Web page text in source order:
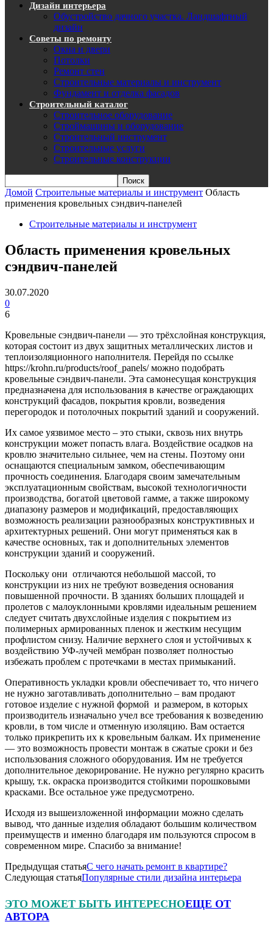
Дизайн интерьера
Обустройство дачного участка. Ландшафтный
дизайн
Советы по ремонту
Окна и двери
Потолки
Ремонт стен
Строительные материалы и инструмент
Фундамент и отделка фасадов
Строительный каталог
Строительное оборудование
Строймашины и оборудование
Строительный инструмент
Строительные услуги
Строительные конструкции
Домой Строительные материалы и инструмент Область
применения кровельных сэндвич-панелей
Строительные материалы и инструмент
Область применения кровельных
сэндвич-панелей
30.07.2020
0
6
Кровельные сэндвич-панели — это трёхслойная конструкция,
которая состоит из двух защитных металлических листов и
теплоизоляционного наполнителя. Перейдя по ссылке
https://krohn.ru/products/roof_panels/ можно подобрать
кровельные сэндвич-панели. Эта самонесущая конструкция
предназначена для использования в качестве ограждающих
конструкций фасадов, покрытия кровли, возведения
перегородок и потолочных покрытий зданий и сооружений.
Их самое уязвимое место – это стыки, сквозь них внутрь
конструкции может попасть влага. Воздействие осадков на
кровлю значительно сильнее, чем на стены. Поэтому они
оснащаются специальным замком, обеспечивающим
прочность соединения. Благодаря своим замечательным
эксплуатационным свойствам, высокой технологичности
производства, богатой цветовой гамме, а также широкому
диапазону размеров и модификаций, предоставляющих
возможность реализации разнообразных конструктивных и
архитектурных решений. Они могут применяться как в
качестве основных, так и дополнительных элементов
конструкции зданий и сооружений.
Поскольку они отличаются небольшой массой, то
конструкции из них не требуют возведения основания
повышенной прочности. В зданиях больших площадей и
пролетов с малоуклонными кровлями идеальным решением
следует считать двухслойные изделия с покрытием из
полимерных армированных пленок и жестким несущим
профлистом снизу. Наличие верхнего слоя и устойчивых к
воздействию УФ-лучей мембран позволяет полностью
избежать проблем с протечками в местах примыканий.
Оперативность укладки кровли обеспечивает то, что ничего
не нужно заготавливать дополнительно – вам продают
готовое изделие с нужной формой и размером, в которых
производитель изначально учел все требования к возведению
кровли, в том числе и отменную изоляцию. Вам остается
только прикрепить их к кровельным балкам. Их применение
— это возможность провести монтаж в сжатые сроки и без
использования сложного оборудования. Им не требуется
дополнительное декорирование. Не нужно регулярно красить
крышу, т.к. окраска производится стойкими порошковыми
красками. Все остальное уже предусмотрено.
Исходя из вышеизложенной информации можно сделать
вывод, что данные изделия обладают большим количеством
преимуществ и именно благодаря им пользуются спросом в
современном мире. Спасибо за внимание!
Предыдущая статьяС чего начать ремонт в квартире?
Следующая статьяПопулярные стили дизайна интерьера
ЭТО МОЖЕТ БЫТЬ ИНТЕРЕСНОЕЩЕ ОТ
АВТОРА